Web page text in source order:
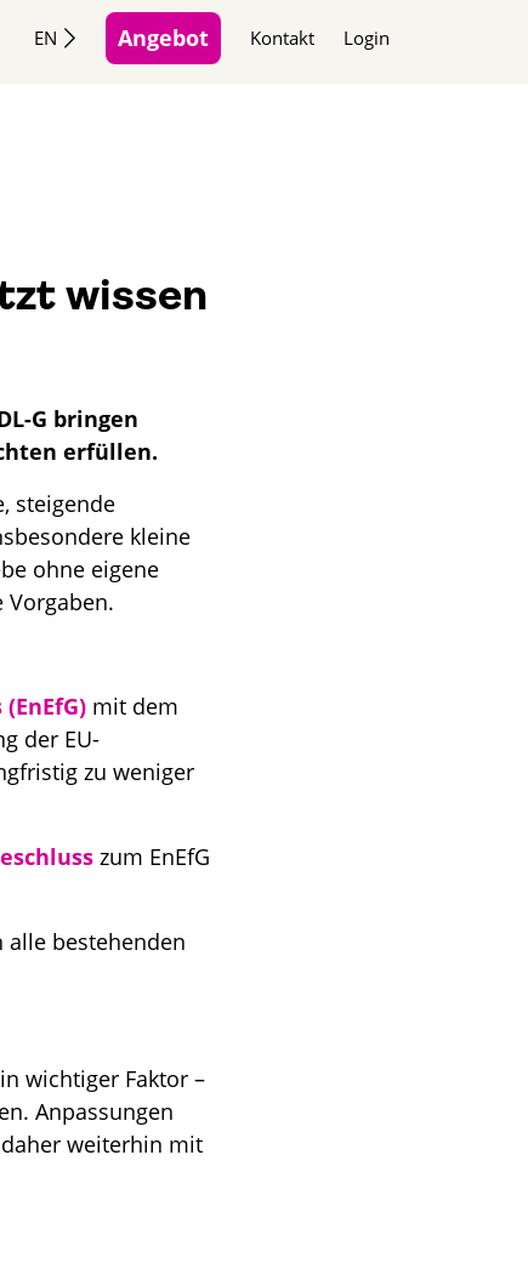
EN Angebot Kontakt Login
wissen
G bringen
erfüllen.
steigende
kleine
ohne eigene
mit dem
der EU-
zu weniger
zum EnEfG
alle bestehenden
wichtiger Faktor –
Anpassungen
weiterhin mit